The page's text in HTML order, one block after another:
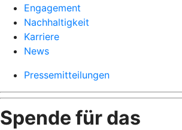
Engagement
Nachhaltigkeit
Karriere
News
Pressemitteilungen
Spende für das